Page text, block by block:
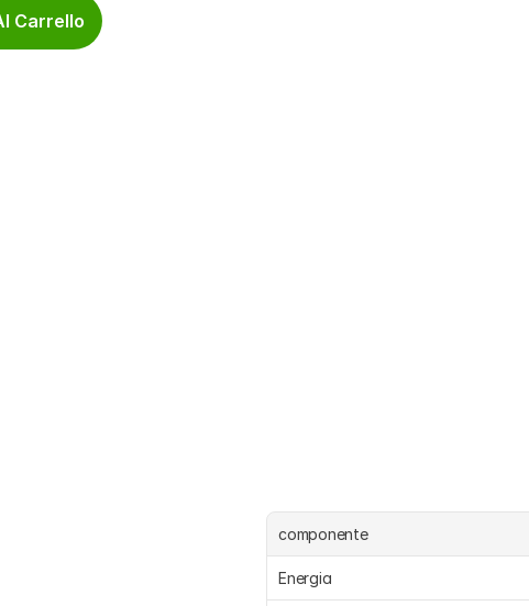
Carrello
componente
Energia